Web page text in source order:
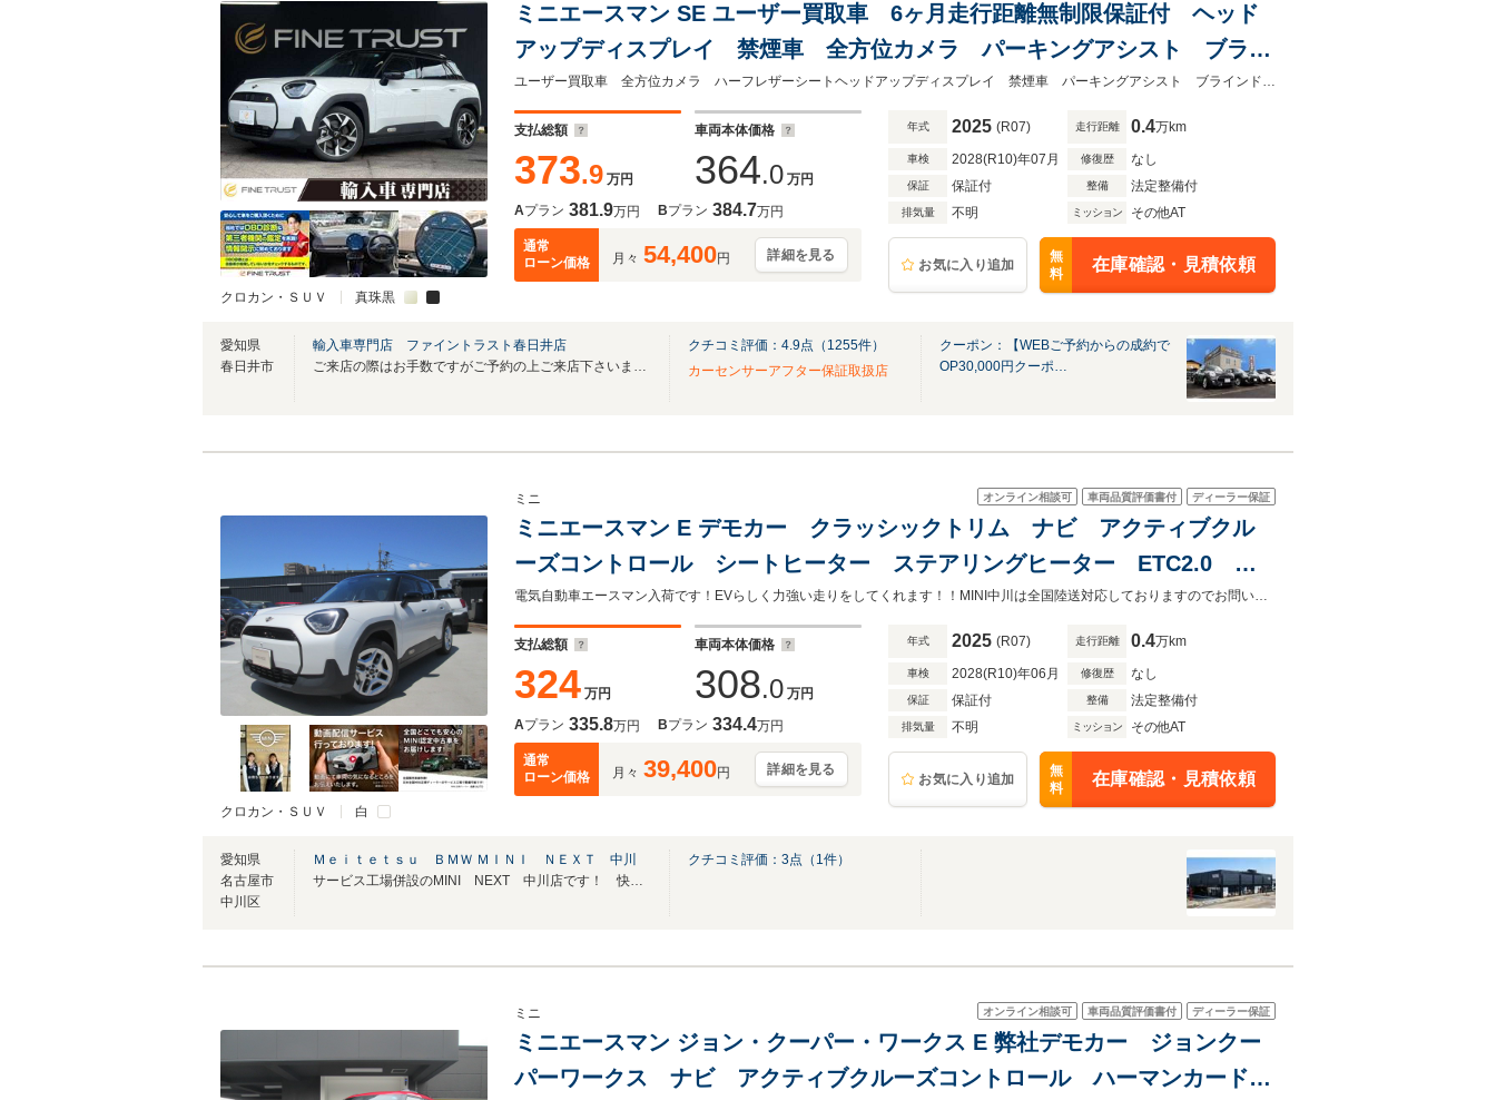
クロカン・ＳＵＶ 真珠黒
ミニエースマン SE ユーザー買取車 6ヶ月走行距離無制限保証付 ヘッド
アップディスプレイ 禁煙車 全方位カメラ パーキングアシスト ブライ
ンドスポットモニター 純正HDDナビ ハーフレザーシート LEDヘッドラ
イト
ユーザー買取車 全方位カメラ ハーフレザーシートヘッドアップディスプレイ 禁煙車 パーキングアシスト ブラインドスポットモニター 純正HDDナビ
支払総額
373.9 万円
車両本体価格
364.0 万円
Aプラン 381.9万円 Bプラン 384.7万円
通常
ローン価格
月々 54,400円 詳細を見る
年式 2025 (R07) 走行距離 0.4万km
車検 2028(R10)年07月 修復歴 なし
保証 保証付 整備 法定整備付
排気量 不明 ミッション その他AT
お気に入り追加
無
料
在庫確認・見積依頼
愛知県
春日井市
輸入車専門店 ファイントラスト春日井店
ご来店の際はお手数ですがご予約の上ご来店下さいますようお願いいたします。
クチコミ評価： 4.9点（ 1255件）
カーセンサーアフター保証取扱店
クーポン：【WEBご予約からの成約で
OP30,000円クーポ…
クロカン・ＳＵＶ 白
オンライン相談可 車両品質評価書付 ディーラー保証
ミニ
ミニエースマン E デモカー クラッシックトリム ナビ アクティブクル
ーズコントロール シートヒーター ステアリングヒーター ETC2.0 認
定中古車
電気自動車エースマン入荷です！EVらしく力強い走りをしてくれます！！MINI中川は全国陸送対応しておりますのでお問い合わせください！
支払総額
324 万円
車両本体価格
308.0 万円
Aプラン 335.8万円 Bプラン 334.4万円
通常
ローン価格
月々 39,400円 詳細を見る
年式 2025 (R07) 走行距離 0.4万km
車検 2028(R10)年06月 修復歴 なし
保証 保証付 整備 法定整備付
排気量 不明 ミッション その他AT
お気に入り追加
無
料
在庫確認・見積依頼
愛知県
名古屋市
中川区
Ｍｅｉｔｅｔｓｕ ＢＭＷ ＭＩＮＩ ＮＥＸＴ 中川
サービス工場併設のMINI NEXT 中川店です！ 快適なMINIライフのご提供致します！
クチコミ評価： 3点（ 1件）
オンライン相談可 車両品質評価書付 ディーラー保証
ミニ
ミニエースマン ジョン・クーパー・ワークス E 弊社デモカー ジョンクー
パーワークス ナビ アクティブクルーズコントロール ハーマンカードン